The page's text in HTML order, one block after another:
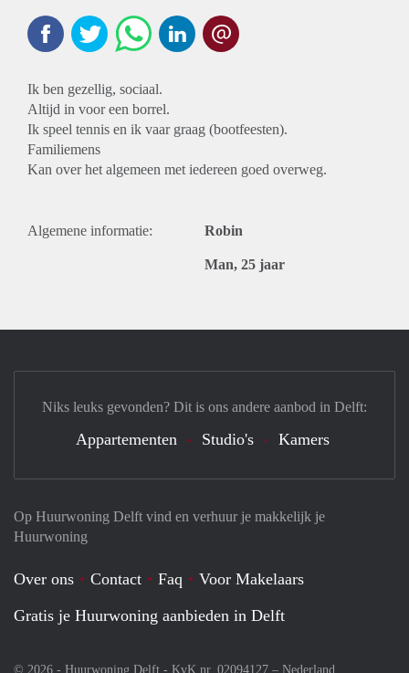
Ik ben gezellig, sociaal.
Altijd in voor een borrel.
Ik speel tennis en ik vaar graag (bootfeesten).
Familiemens
Kan over het algemeen met iedereen goed overweg.
Algemene informatie: Robin
Man, 25 jaar
Op Huurwoning Delft vind en verhuur je makkelijk je
Huurwoning
Over ons Contact Faq
Voor Makelaars
Gratis je Huurwoning aanbieden in Delft
© 2026 - Huurwoning Delft - KvK nr. 02094127 – Nederland
Niks leuks gevonden? Dit is ons andere aanbod in Delft:
Appartementen Studio's Kamers